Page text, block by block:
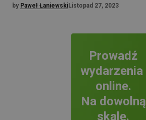
by Paweł ŁaniewskiListopad 27, 2023
Prowadź
wydarzenia
online.
Na dowolną
skalę.